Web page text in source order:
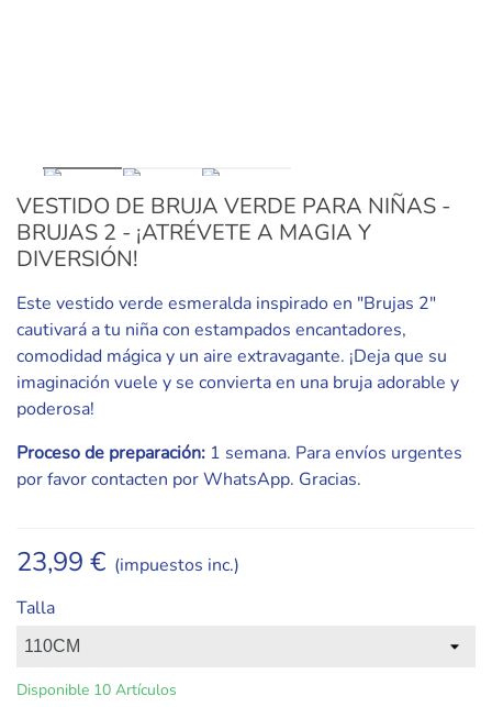
VESTIDO DE BRUJA VERDE PARA NIÑAS -
BRUJAS 2 - ¡ATRÉVETE A MAGIA Y
DIVERSIÓN!
Este vestido verde esmeralda inspirado en "Brujas 2"
cautivará a tu niña con estampados encantadores,
comodidad mágica y un aire extravagante. ¡Deja que su
imaginación vuele y se convierta en una bruja adorable y
poderosa!
Proceso de preparación: 1 semana. Para envíos urgentes
por favor contacten por WhatsApp. Gracias.
23,99 € (impuestos inc.)
Talla
Disponible 10 Artículos